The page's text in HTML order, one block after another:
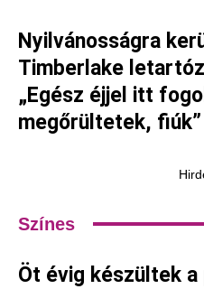
Nyilvánosságra
Timberlake
„Egész éjjel itt
megőrültetek, fiúk”
Színes
Öt évig készültek